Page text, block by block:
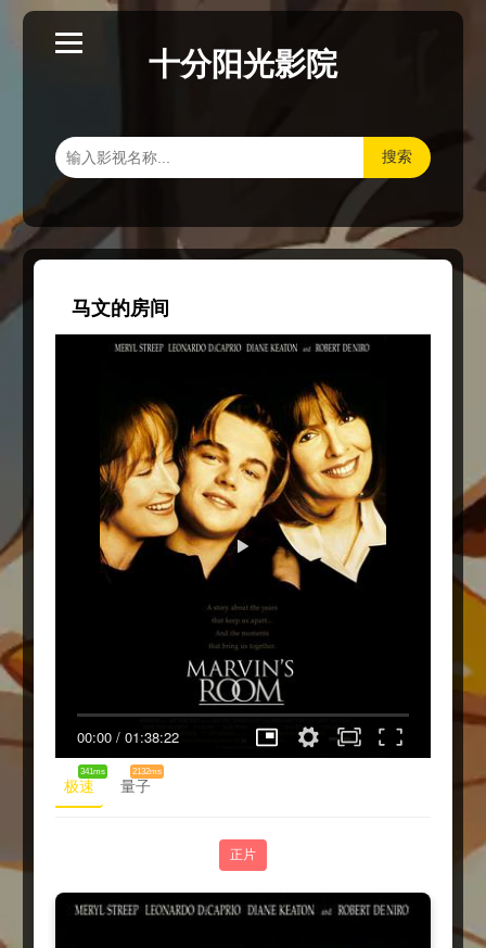
十分阳光影院
搜索
马文的房间
00:00/ 01:38:22
极速
341ms
量子
2132ms
正片